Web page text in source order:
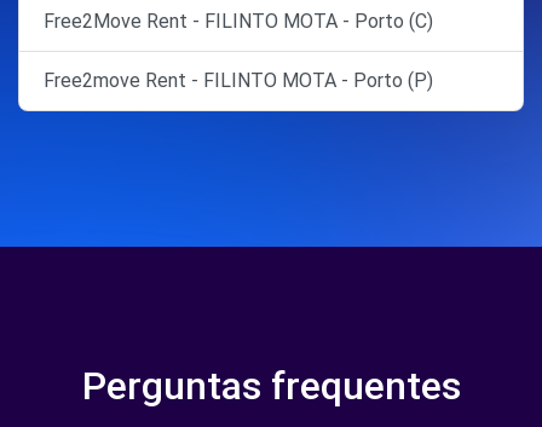
Free2Move Rent - FILINTO MOTA - Porto (C)
Free2move Rent - FILINTO MOTA - Porto (P)
Perguntas frequentes